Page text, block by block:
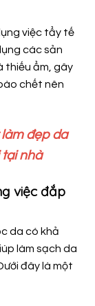
việc tẩy tế
các sản
thiếu ẩm, gây
chết nên
đẹp da
nhà
việc đắp
da có khả
làm sạch da
đây là một